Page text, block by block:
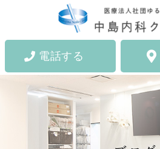
電話する